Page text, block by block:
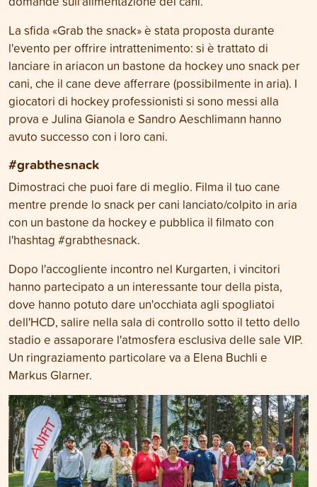
La sfida «Grab the snack»è stata proposta durante
l'evento per offrire intrattenimento: si è trattato di
lanciare in ariacon un bastone da hockey uno snack per
cani, che il cane deve afferrare (possibilmente in aria). I
giocatori di hockey professionisti si sono messi alla
prova e Julina Gianola e Sandro Aeschlimann hanno
avuto successo con i loro cani.
#grabthesnack
Dimostraci che puoi fare di meglio. Filma il tuo cane
mentre prende lo snack per cani lanciato/colpito in aria
con un bastone da hockey e pubblica il filmato con
l'hashtag #grabthesnack.
Dopo l'accogliente incontro nel Kurgarten, i vincitori
hanno partecipato a un interessante tour della pista,
dove hanno potuto dare un'occhiata agli spogliatoi
dell'HCD, salire nella sala di controllo sotto il tetto dello
stadio e assaporare l'atmosfera esclusiva delle sale VIP.
Un ringraziamento particolare va a Elena Buchli e
Markus Glarner.